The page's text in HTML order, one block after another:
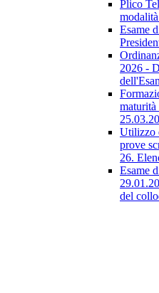
Plico
Esame
2026 -
Utilizzo
prove
26.
Esame
del